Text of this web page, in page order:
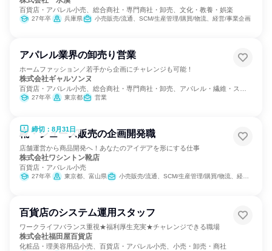
百貨店・アパレル小売、総合商社・専門商社・卸売、文化・教養・娯楽
27年卒 兵庫県 小売販売/流通、SCM/生産管理/購買/物流、経営/事業企画
アパレル業界の卸売り営業
ホームファッション／若手から企画にチャレンジも可能！
株式会社ギャルソンヌ
百貨店・アパレル小売、総合商社・専門商社・卸売、アパレル・繊維・スポ
ーツメーカー
27年卒 東京都 営業
締切：8月31日
靴・シューズ販売の企画開発職
店舗運営から商品開発へ！あなたのアイデアを形にする仕事
株式会社ワシントン靴店
百貨店・アパレル小売
27年卒 東京都、富山県 小売販売/流通、SCM/生産管理/購買/物流、経営/事業企画、商品企画
百貨店のシステム運用スタッフ
ワークライフバランス重視★福利厚生充実★チャレンジできる職場
株式会社福田屋百貨店
化粧品・理美容用品小売、百貨店・アパレル小売、小売・卸売・商社